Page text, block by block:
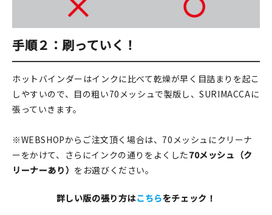
手順２：刷っていく！
ホットバインダーはインクに比べて乾燥が早く目詰まりを起こ
しやすいので、目の粗い70メッシュで製版し、SURIMACCAに
張っていきます。
※WEBSHOPからご注文頂く場合は、70メッシュにクリーナ
ーをかけて、さらにインクの通りをよくした70メッシュ（ク
リーナーあり） をお選びください。
詳しい版の張り方はこちらをチェック！